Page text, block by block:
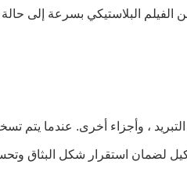
البلاستيكي بسرعة إلى
، وأجزاء أخرى. عندما يتم تسخين
لضمان استقرار شكل البثاق